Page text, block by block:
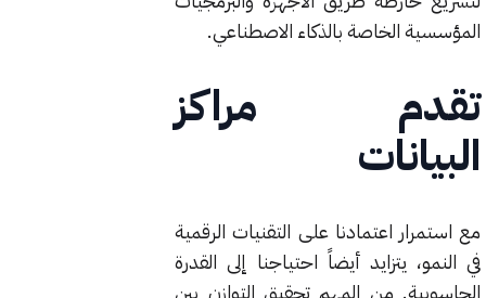
المؤسسية الخاصة بالذكاء الاصطناعي.
تقدم مراكز
البيانات
مع استمرار اعتمادنا على التقنيات الرقمية
في النمو، يتزايد أيضاً احتياجنا إلى القدرة
الحاسوبية. من المهم تحقيق التوازن بين